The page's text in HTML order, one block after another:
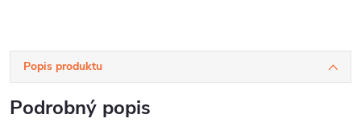
Popis produktu
Podrobný popis